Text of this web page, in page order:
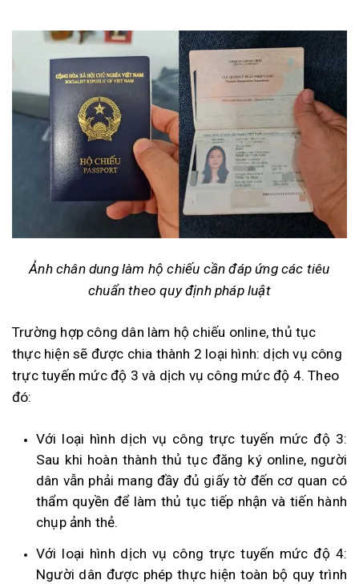
Ảnh chân dung làm hộ chiếu cần đáp ứng các tiêu
chuẩn theo quy định pháp luật
Trường hợp công dân làm hộ chiếu online, thủ tục
thực hiện sẽ được chia thành 2 loại hình: dịch vụ công
trực tuyến mức độ 3 và dịch vụ công mức độ 4. Theo
đó:
Với loại hình dịch vụ công trực tuyến mức độ 3:
Sau khi hoàn thành thủ tục đăng ký online, người
dân vẫn phải mang đầy đủ giấy tờ đến cơ quan có
thẩm quyền để làm thủ tục tiếp nhận và tiến hành
chụp ảnh thẻ.
Với loại hình dịch vụ công trực tuyến mức độ 4:
Người dân được phép thực hiện toàn bộ quy trình